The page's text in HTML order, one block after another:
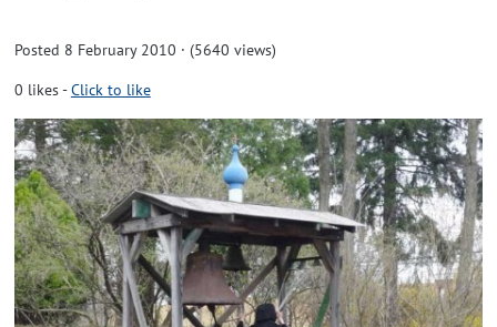
Posted 8 February 2010 · (5640 views)
0 likes-Click to like